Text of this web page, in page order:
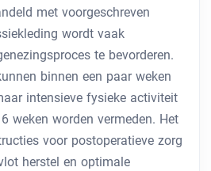
met voorgeschreven
wordt vaak
te bevorderen.
binnen een paar weken
intensieve fysieke activiteit
weken worden vermeden. Het
voor postoperatieve zorg
herstel en optimale